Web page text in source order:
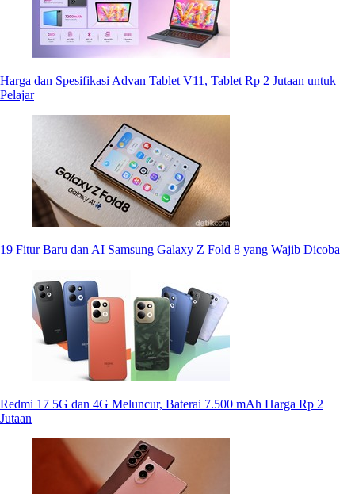
Harga dan Spesifikasi Advan Tablet V11, Tablet Rp 2 Jutaan untuk
Pelajar
19 Fitur Baru dan AI Samsung Galaxy Z Fold 8 yang Wajib Dicoba
Redmi 17 5G dan 4G Meluncur, Baterai 7.500 mAh Harga Rp 2
Jutaan